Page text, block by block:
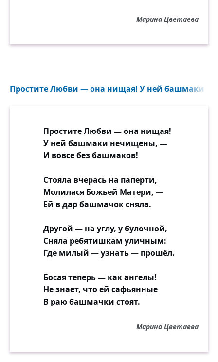
Марина Цветаева
Простите Любви — она нищая! У ней башмаки
Простите Любви — она нищая!
У ней башмаки нечищены, —
И вовсе без башмаков!
Стояла вчерась на паперти,
Молилася Божьей Матери, —
Ей в дар башмачок сняла.
Другой — на углу, у булочной,
Сняла ребятишкам уличным:
Где милый — узнать — прошёл.
Босая теперь — как ангелы!
Не знает, что ей сафьянные
В раю башмачки стоят.
Марина Цветаева